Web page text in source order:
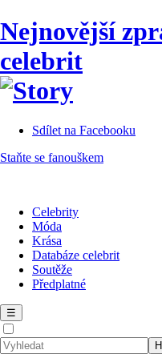
Nejnovější
celebrit
Sdílet na Facebooku
Staňte se fanouškem
Celebrity
Móda
Krása
Databáze celebrit
Soutěže
Předplatné
☰